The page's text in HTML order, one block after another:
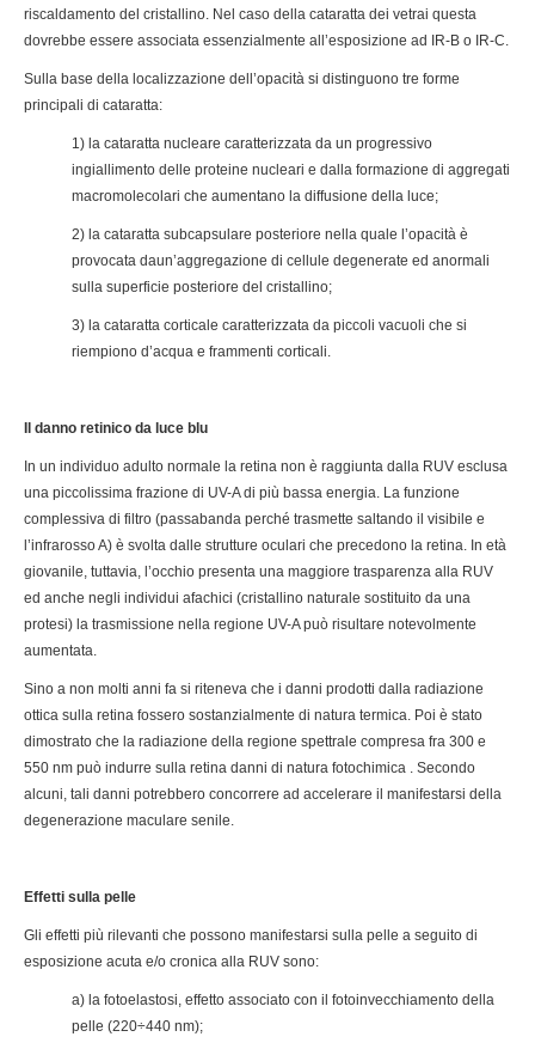
riscaldamento del cristallino. Nel caso della cataratta dei vetrai questa
dovrebbe essere associata essenzialmente all’esposizione ad IR-B o IR-C.
Sulla base della localizzazione dell’opacità si distinguono tre forme
principali di cataratta:
1) la cataratta nucleare caratterizzata da un progressivo
ingiallimento delle proteine nucleari e dalla formazione di aggregati
macromolecolari che aumentano la diffusione della luce;
2) la cataratta subcapsulare posteriore nella quale l’opacità è
provocata daun’aggregazione di cellule degenerate ed anormali
sulla superficie posteriore del cristallino;
3) la cataratta corticale caratterizzata da piccoli vacuoli che si
riempiono d’acqua e frammenti corticali.
Il danno retinico da luce blu
In un individuo adulto normale la retina non è raggiunta dalla RUV esclusa
una piccolissima frazione di UV-A di più bassa energia. La funzione
complessiva di filtro (passabanda perché trasmette saltando il visibile e
l’infrarosso A) è svolta dalle strutture oculari che precedono la retina. In età
giovanile, tuttavia, l’occhio presenta una maggiore trasparenza alla RUV
ed anche negli individui afachici (cristallino naturale sostituito da una
protesi) la trasmissione nella regione UV-A può risultare notevolmente
aumentata.
Sino a non molti anni fa si riteneva che i danni prodotti dalla radiazione
ottica sulla retina fossero sostanzialmente di natura termica. Poi è stato
dimostrato che la radiazione della regione spettrale compresa fra 300 e
550 nm può indurre sulla retina danni di natura fotochimica . Secondo
alcuni, tali danni potrebbero concorrere ad accelerare il manifestarsi della
degenerazione maculare senile.
Effetti sulla pelle
Gli effetti più rilevanti che possono manifestarsi sulla pelle a seguito di
esposizione acuta e/o cronica alla RUV sono:
a) la fotoelastosi, effetto associato con il fotoinvecchiamento della
pelle (220÷440 nm);